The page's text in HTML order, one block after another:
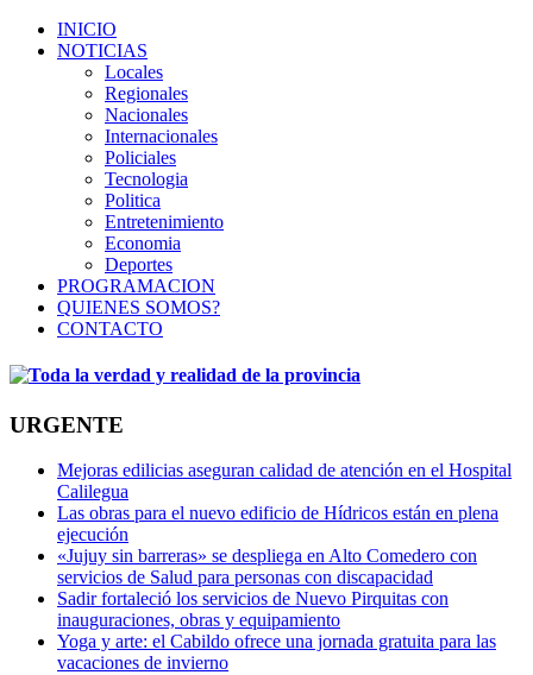
INICIO
NOTICIAS
Locales
Regionales
Nacionales
Internacionales
Policiales
Tecnologia
Politica
Entretenimiento
Economia
Deportes
PROGRAMACION
QUIENES SOMOS?
CONTACTO
URGENTE
Mejoras edilicias aseguran calidad de atención en el Hospital
Calilegua
Las obras para el nuevo edificio de Hídricos están en plena
ejecución
«Jujuy sin barreras» se despliega en Alto Comedero con
servicios de Salud para personas con discapacidad
Sadir fortaleció los servicios de Nuevo Pirquitas con
inauguraciones, obras y equipamiento
Yoga y arte: el Cabildo ofrece una jornada gratuita para las
vacaciones de invierno